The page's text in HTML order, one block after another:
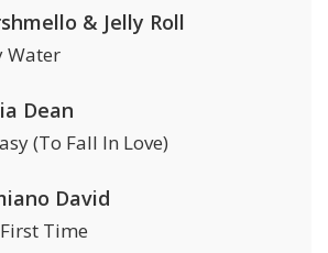
& Jelly Roll
Water
Dean
(To Fall In Love)
David
Time